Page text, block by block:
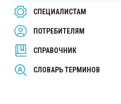
СПЕЦИАЛИСТАМ
ПОТРЕБИТЕЛЯМ
СПРАВОЧНИК
СЛОВАРЬ ТЕРМИНОВ